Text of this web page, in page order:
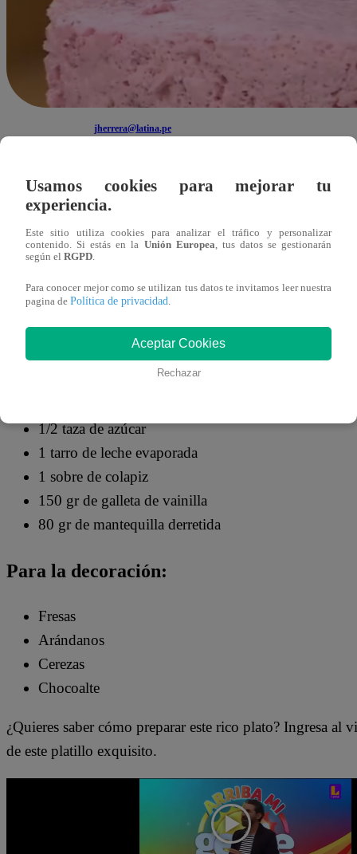
jherrera@latina.pe
Esta mañana llegó a la cocina de “Arriba Mi Gente” la
preparar un postre muy refrescante para el verano. Se
Esto con motivo de la celebración del día pastelero.
homenaje a los trabajadores del sector y tiene su origen
Ingredientes de tentación de verano
1/2 taza de azúcar
1 tarro de leche evaporada
1 sobre de colapiz
150 gr de galleta de vainilla
80 gr de mantequilla derretida
Para la decoración:
Fresas
Arándanos
Cerezas
Chocoalte
¿Quieres saber cómo preparar este rico plato? Ingresa al
de este platillo exquisito.
Usamos cookies para mejorar tu
experiencia.
Este sitio utiliza cookies para analizar el tráfico y personalizar
contenido. Si estás en la Unión Europea , tus datos se gestionarán
según el RGPD
Para conocer mejor como se utilizan tus datos te invitamos leer nuestra
pagina de Política de privacidad
Aceptar Cookies
Rechazar